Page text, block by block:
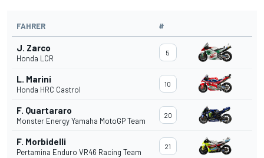
FAHRER #
J. Zarco
Honda LCR
5
L. Marini
Honda HRC Castrol
10
F. Quartararo
Monster Energy Yamaha MotoGP Team
20
F. Morbidelli
Pertamina Enduro VR46 Racing Team
21